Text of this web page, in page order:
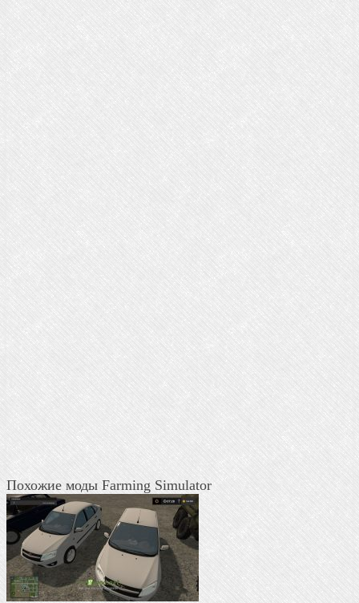
Похожие моды Farming Simulator